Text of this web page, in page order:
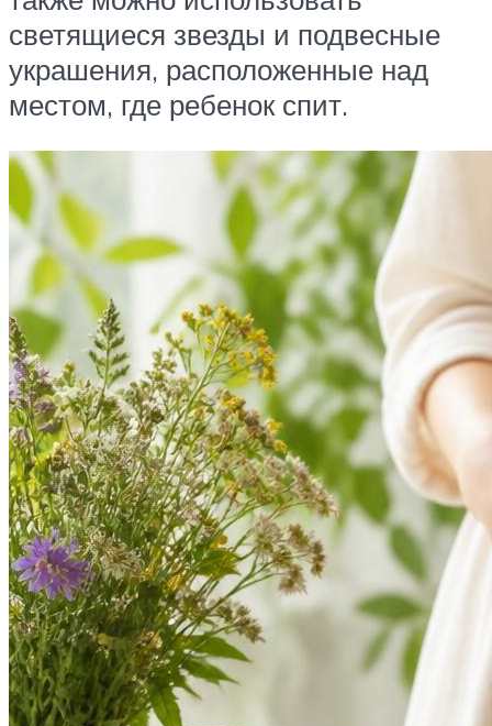
светящиеся звезды и подвесные
украшения, расположенные над
местом, где ребенок спит.